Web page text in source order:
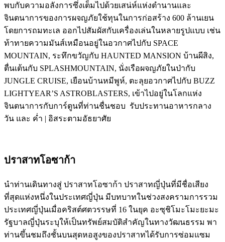
พบกับความอลังการซึ่งเต็มไปด้วยเสน่ห์แห่งตำนานและ
จินตนาการของการผจญภัยใช้ทุนในการก่อสร้าง 600 ล้านเยน
โดยการถมทะเล ออกไปสัมผัสกับเครื่องเล่นในหลายรูปแบบ เช่น
ท้าทายความมันส์เหมือนอยู่ในอวกาศไปกับ SPACE
MOUNTAIN, ระทึกขวัญกับ HAUNTED MANSION บ้านผีสิง,
ตื่นเต้นกับ SPLASHMOUNTAIN, นั่งเรือผจญภัยในป่ากับ
JUNGLE CRUISE, เยือนบ้านหมีพูห์, ตะลุยอวกาศไปกับ BUZZ
LIGHTYEAR’S ASTROBLASTERS, เข้าไปอยู่ในโลกแห่ง
จินตนาการกับการ์ตูนที่ท่านชื่นชอบ รับประทานอาหารกลาง
วัน และ ค่ำ | อิสระตามอัธยาศัย
ปราสาทโอซาก้า
นำท่านเดินทางสู่ ปราสาทโอซาก้า ปราสาทญี่ปุ่นที่มีชื่อเสียง
ที่สุดแห่งหนึ่งในประเทศญี่ปุ่น มีบทบาทในช่วงสงครามการรวม
ประเทศญี่ปุ่นเมื่อคริสต์ศตวรรษที่ 16 ในยุค อะซุชิโมะโมะยะมะ
รัฐบาลญี่ปุ่นระบุให้เป็นทรัพย์สมบัติสำคัญในทางวัฒนธรรม พา
ท่านขึ้นชมถึงชั้นบนสุดหอสูงของปราสาทได้รับการซ่อมแซม